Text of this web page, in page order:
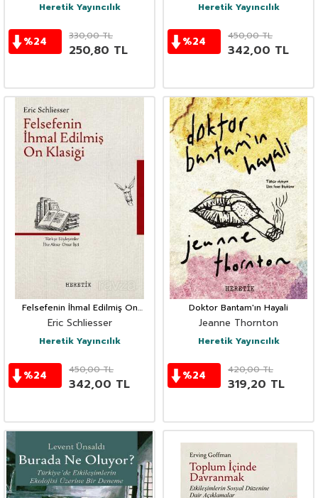
Heretik Yayıncılık
%24 330,00TL
250,80 TL
Heretik Yayıncılık
%24 450,00TL
342,00 TL
Felsefenin İhmal Edilmiş On
Klasiği
Eric Schliesser
Heretik Yayıncılık
%24 450,00TL
342,00 TL
Doktor Bantam'ın Hayali
Jeanne Thornton
Heretik Yayıncılık
%24 420,00TL
319,20 TL